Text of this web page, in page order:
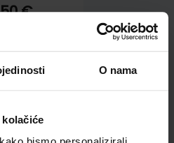
O nama
€